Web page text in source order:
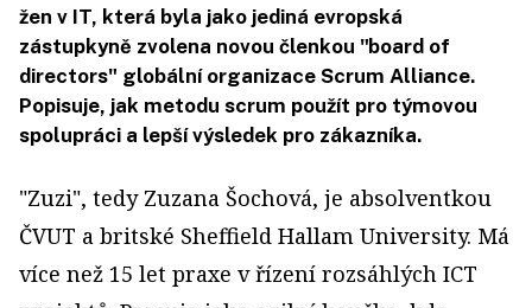
žen v IT, která byla jako jediná evropská
zástupkyně zvolena novou členkou "board of
directors" globální organizace Scrum Alliance.
Popisuje, jak metodu scrum použít pro týmovou
spolupráci a lepší výsledek pro zákazníka.
"Zuzi", tedy Zuzana Šochová, je absolventkou
ČVUT a britské Sheffield Hallam University. Má
více než 15 let praxe v řízení rozsáhlých ICT